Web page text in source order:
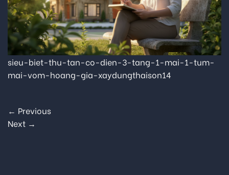
sieu-biet-thu-tan-co-dien-3-tang-1-mai-1-tum-
mai-vom-hoang-gia-xaydungthaison14
← Previous
Next →